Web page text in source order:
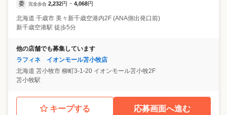
委 完全歩合 2,232円 ~ 4,068円
北海道 千歳市 美々新千歳空港内2F (ANA側出発口前)
新千歳空港駅 徒歩5分
他の店舗でも募集しています
ラフィネ イオンモール苫小牧店
北海道 苫小牧市 柳町3-1-20 イオンモール苫小牧2F
苫小牧駅
キープする 応募画面へ進む